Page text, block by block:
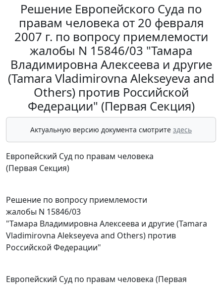
Решение Европейского Суда по
правам человека от 20 февраля
2007 г. по вопросу приемлемости
жалобы N 15846/03 "Тамара
Владимировна Алексеева и другие
(Tamara Vladimirovna Alekseyeva and
Others) против Российской
Федерации" (Первая Секция)
Актуальную версию документа смотрите здесь
Европейский Суд по правам человека
(Первая Секция)
Решение по вопросу приемлемости
жалобы N 15846/03
"Тамара Владимировна Алексеева и другие (Tamara
Vladimirovna Alekseyeva and Others) против
Российской Федерации"
Европейский Суд по правам человека (Первая